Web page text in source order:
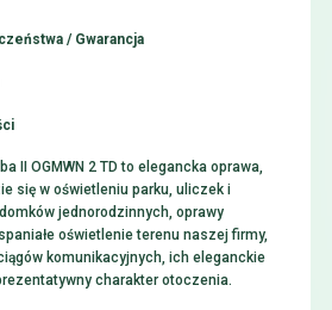
/ Gwarancja
II OGMWN 2 TD to elegancka oprawa,
się w oświetleniu parku, uliczek i
jednorodzinnych, oprawy
oświetlenie terenu naszej firmy,
komunikacyjnych, ich eleganckie
charakter otoczenia.